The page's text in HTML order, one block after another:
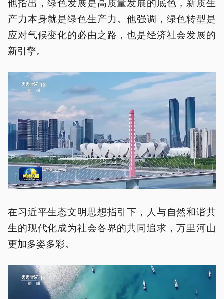
产力本身就是绿色生产力。他强调，绿色转型是
应对气候变化的必由之路，也是经济社会发展的
新引擎。
在习近平生态文明思想指引下，人与自然和谐共
生的现代化成为社会各界的共同追求，万里河山
更加多姿多彩。